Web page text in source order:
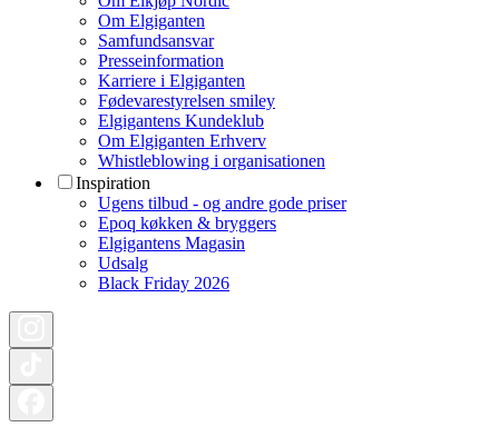
Om Elgiganten
Samfundsansvar
Presseinformation
Karriere i Elgiganten
Fødevarestyrelsen smiley
Elgigantens Kundeklub
Om Elgiganten Erhverv
Whistleblowing i organisationen
Inspiration
Ugens tilbud - og andre gode priser
Epoq køkken & bryggers
Elgigantens Magasin
Udsalg
Black Friday 2026